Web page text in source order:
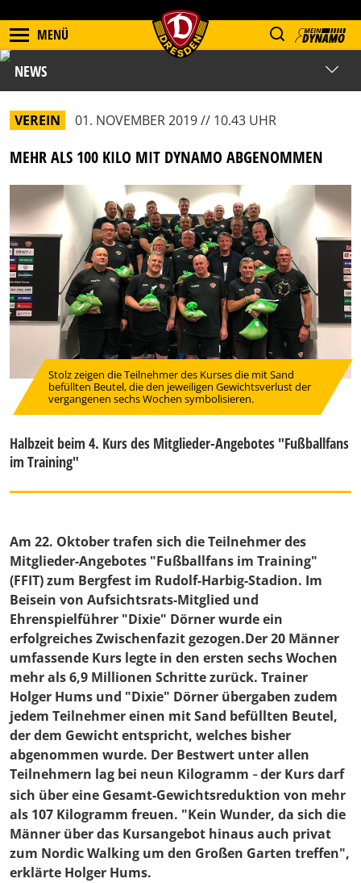
MENÜ
NEWS
VEREIN 01. NOVEMBER 2019 // 10.43 UHR
MEHR ALS 100 KILO MIT DYNAMO ABGENOMMEN
Stolz zeigen die Teilnehmer des Kurses die mit Sand
befüllten Beutel, die den jeweiligen Gewichtsverlust der
vergangenen sechs Wochen symbolisieren.
Halbzeit beim 4. Kurs des Mitglieder-Angebotes "Fußballfans
im Training"
Am 22. Oktober trafen sich die Teilnehmer des
Mitglieder-Angebotes "Fußballfans im Training"
(FFIT) zum Bergfest im Rudolf-Harbig-Stadion. Im
Beisein von Aufsichtsrats-Mitglied und
Ehrenspielführer "Dixie" Dörner wurde ein
erfolgreiches Zwischenfazit gezogen.Der 20 Männer
umfassende Kurs legte in den ersten sechs Wochen
mehr als 6,9 Millionen Schritte zurück. Trainer
Holger Hums und "Dixie" Dörner übergaben zudem
jedem Teilnehmer einen mit Sand befüllten Beutel,
der dem Gewicht entspricht, welches bisher
abgenommen wurde. Der Bestwert unter allen
Teilnehmern lag bei neun Kilogramm – der Kurs darf
sich über eine Gesamt-Gewichtsreduktion von mehr
als 107 Kilogramm freuen. "Kein Wunder, da sich die
Männer über das Kursangebot hinaus auch privat
zum Nordic Walking um den Großen Garten treffen",
erklärte Holger Hums.